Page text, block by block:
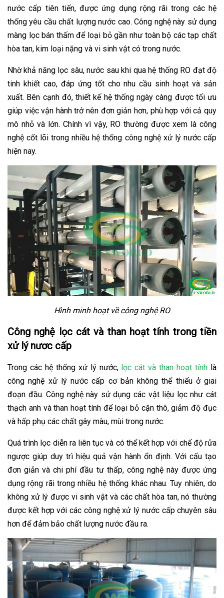
nước cấp tiên tiến, được ứng dụng rộng rãi trong các hệ
thống yêu cầu chất lượng nước cao. Công nghệ này sử dụng
màng lọc bán thấm để loại bỏ gần như toàn bộ các tạp chất
hòa tan, kim loại nặng và vi sinh vật có trong nước.
Nhờ khả năng lọc sâu, nước sau khi qua hệ thống RO đạt độ
tinh khiết cao, đáp ứng tốt cho nhu cầu sinh hoạt và sản
xuất. Bên cạnh đó, thiết kế hệ thống ngày càng được tối ưu
giúp việc vận hành trở nên đơn giản hơn, phù hợp với cả quy
mô nhỏ và lớn. Chính vì vậy, RO thường được xem là công
nghệ cốt lõi trong nhiều hệ thống công nghệ xử lý nước cấp
hiện nay.
Hình minh hoạt về công nghệ RO
Công nghệ lọc cát và than hoạt tính trong tiền
xử lý nươc cấp
Trong các hệ thống xử lý nước, lọc cát và than hoạt tính là
công nghệ xử lý nước cấp cơ bản không thể thiếu ở giai
đoạn đầu. Công nghệ này sử dụng các vật liệu lọc như cát
thạch anh và than hoạt tính để loại bỏ cặn thô, giảm độ đục
và hấp phụ các chất gây màu, mùi trong nước.
Quá trình lọc diễn ra liên tục và có thể kết hợp với chế độ rửa
ngược giúp duy trì hiệu quả vận hành ổn định. Với cấu tạo
đơn giản và chi phí đầu tư thấp, công nghệ này được ứng
dụng rộng rãi trong nhiều hệ thống khác nhau. Tuy nhiên, do
không xử lý được vi sinh vật và các chất hòa tan, nó thường
được kết hợp với các công nghệ xử lý nước cấp chuyên sâu
hơn để đảm bảo chất lượng nước đầu ra.